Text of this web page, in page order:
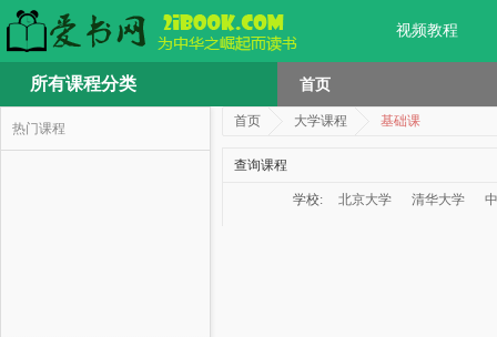
视频教程
所有课程分类 首页
热门课程 首页 大学课程 基础课
查询课程
学校: 北京大学 清华大学